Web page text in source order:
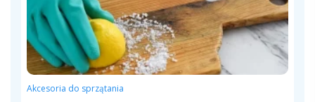
Akcesoria do sprzątania